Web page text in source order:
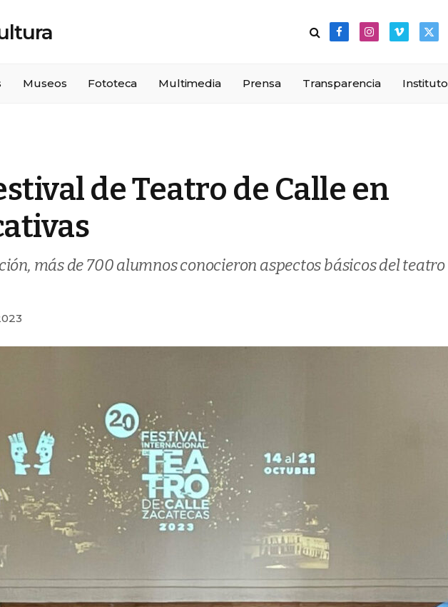
FacebookInstagram
VimeoX
Museos Fototeca Multimedia Prensa Transparencia Instituto
de Teatro de Calle en
más de 700 alumnos conocieron aspectos básicos del teatro